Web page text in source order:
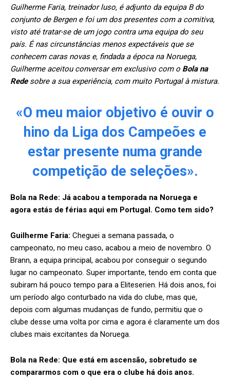
Guilherme Faria, treinador luso, é adjunto da equipa B do
conjunto de Bergen e foi um dos presentes com a comitiva,
visto até tratar-se de um jogo contra uma equipa do seu
país. É nas circunstâncias menos expectáveis que se
conhecem caras novas e, findada a época na Noruega,
Guilherme aceitou conversar em exclusivo com o Bola na
Redesobre a sua experiência, com muito Portugal à mistura.
«O meu maior objetivo é ouvir o
hino da Liga dos Campeões e
estar presente numa grande
competição de seleções».
Bola na Rede: Já acabou a temporada na Noruega e
agora estás de férias aqui em Portugal. Como tem sido?
Guilherme Faria: Cheguei a semana passada, o
campeonato, no meu caso, acabou a meio de novembro. O
Brann, a equipa principal, acabou por conseguir o segundo
lugar no campeonato. Super importante, tendo em conta que
subiram há pouco tempo para a Eliteserien. Há dois anos, foi
um período algo conturbado na vida do clube, mas que,
depois com algumas mudanças de fundo, permitiu que o
clube desse uma volta por cima e agora é claramente um dos
clubes mais excitantes da Noruega.
Bola na Rede: Que está em ascensão, sobretudo se
compararmos com o que era o clube há dois anos.